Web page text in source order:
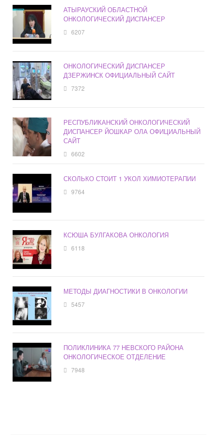
АТЫРАУСКИЙ ОБЛАСТНОЙ
ОНКОЛОГИЧЕСКИЙ ДИСПАНСЕР
6207
ОНКОЛОГИЧЕСКИЙ ДИСПАНСЕР
ДЗЕРЖИНСК ОФИЦИАЛЬНЫЙ САЙТ
7372
РЕСПУБЛИКАНСКИЙ ОНКОЛОГИЧЕСКИЙ
ДИСПАНСЕР ЙОШКАР ОЛА ОФИЦИАЛЬНЫЙ
САЙТ
6602
СКОЛЬКО СТОИТ 1 УКОЛ ХИМИОТЕРАПИИ
9764
КСЮША БУЛГАКОВА ОНКОЛОГИЯ
6118
МЕТОДЫ ДИАГНОСТИКИ В ОНКОЛОГИИ
5457
ПОЛИКЛИНИКА 77 НЕВСКОГО РАЙОНА
ОНКОЛОГИЧЕСКОЕ ОТДЕЛЕНИЕ
7948